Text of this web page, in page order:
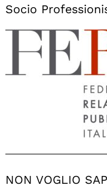
Socio
NON VOGLIO